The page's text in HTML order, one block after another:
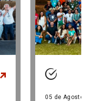
05 de Agosto